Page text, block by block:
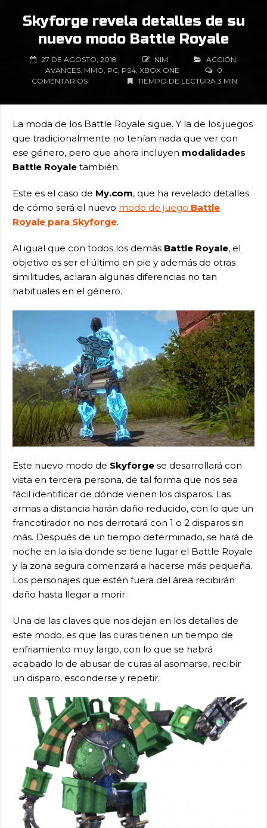
Skyforge revela detalles de su
nuevo modo Battle Royale
27 DE AGOSTO, 2018 NIM ACCIÓN,
AVANCES, MMO, PC, PS4, XBOX ONE
TIEMPO DE LECTURA 3 MIN
0
COMENTARIOS
La moda de los Battle Royale sigue. Y la de los juegos
que tradicionalmente no tenían nada que ver con
ese género, pero que ahora incluyen modalidades
Battle Royale también.
Este es el caso de My.com, que ha revelado detalles
de cómo será el nuevo modo de juego Battle
Royale para Skyforge.
Al igual que con todos los demás Battle Royale, el
objetivo es ser el último en pie y además de otras
similitudes, aclaran algunas diferencias no tan
habituales en el género.
Este nuevo modo de Skyforge se desarrollará con
vista en tercera persona, de tal forma que nos sea
fácil identificar de dónde vienen los disparos. Las
armas a distancia harán daño reducido, con lo que un
francotirador no nos derrotará con 1 o 2 disparos sin
más. Después de un tiempo determinado, se hará de
noche en la isla donde se tiene lugar el Battle Royale
y la zona segura comenzará a hacerse más pequeña.
Los personajes que estén fuera del área recibirán
daño hasta llegar a morir.
Una de las claves que nos dejan en los detalles de
este modo, es que las curas tienen un tiempo de
enfriamiento muy largo, con lo que se habrá
acabado lo de abusar de curas al asomarse, recibir
un disparo, esconderse y repetir.